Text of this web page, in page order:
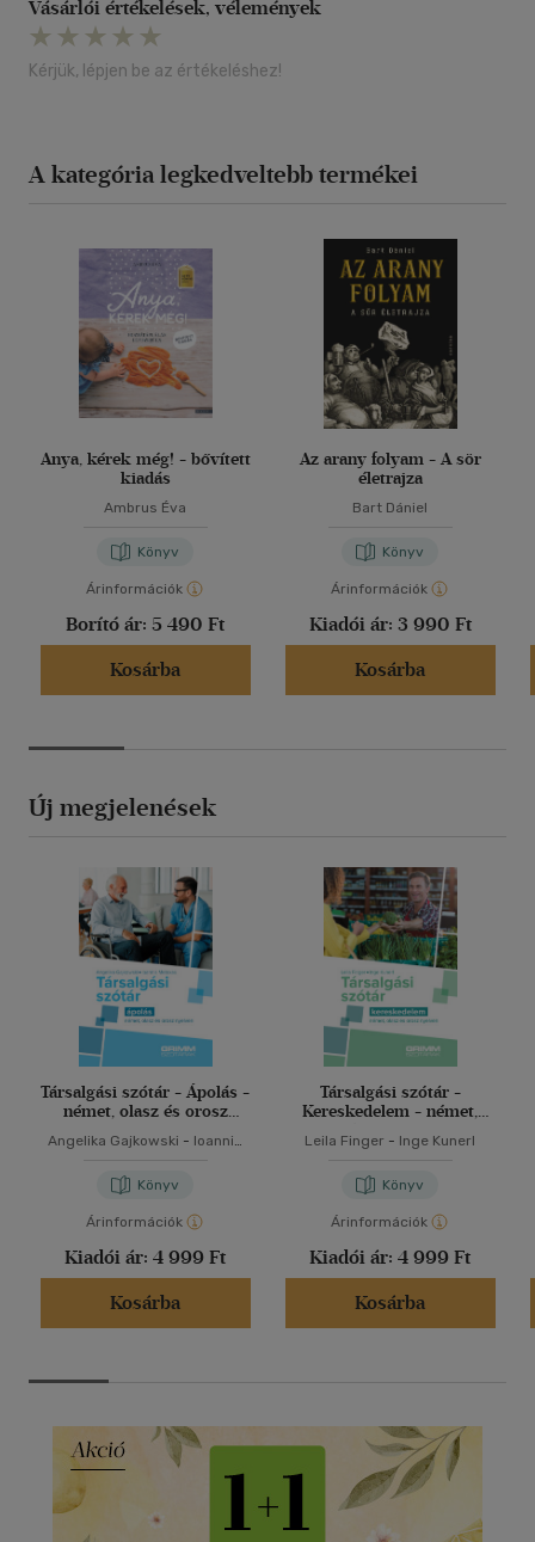
Vásárlói értékelések, vélemények
Kérjük, lépjen be az értékeléshez!
A kategória legkedveltebb termékei
Anya, kérek még! - bővített
kiadás
Ambrus Éva
Könyv
Árinformációk
Borító ár: 5 490 Ft
Kosárba
Az arany folyam - A sör
életrajza
Bart Dániel
Könyv
Árinformációk
Kiadói ár: 3 990 Ft
Kosárba
Új megjelenések
Társalgási szótár - Ápolás -
német, olasz és orosz
Angelika Gajkowski - Ioannis
Könyv
Árinformációk
Kiadói ár: 4 999 Ft
Kosárba
Társalgási szótár -
Kereskedelem - német,
Leila Finger - Inge Kunerl
Könyv
Árinformációk
Kiadói ár: 4 999 Ft
Kosárba